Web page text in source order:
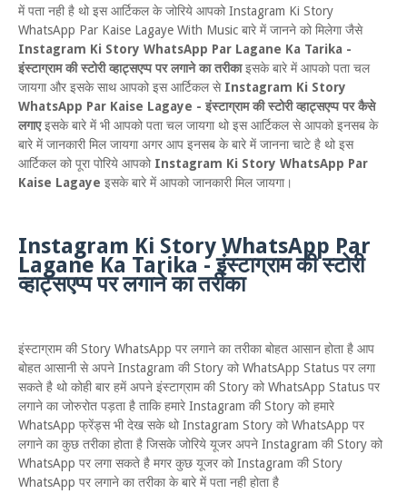
में पता नही है थो इस आर्टिकल के जोरिये आपको Instagram Ki Story
WhatsApp Par Kaise Lagaye With Music बारे में जानने को मिलेगा जैसे
Instagram Ki Story WhatsApp Par Lagane Ka Tarika -
इंस्टाग्राम की स्टोरी व्हाट्सएप्प पर लगाने का तरीकाइसके बारे में आपको पता चल
जायगा और इसके साथ आपको इस आर्टिकल से Instagram Ki Story
WhatsApp Par Kaise Lagaye - इंस्टाग्राम की स्टोरी व्हाट्सएप्प पर कैसे
लगाएइसके बारे में भी आपको पता चल जायगा थो इस आर्टिकल से आपको इनसब के
बारे में जानकारी मिल जायगा अगर आप इनसब के बारे में जानना चाटे है थो इस
आर्टिकल को पूरा पोरिये आपको Instagram Ki Story WhatsApp Par
Kaise Lagaye इसके बारे में आपको जानकारी मिल जायगा।
Instagram Ki Story WhatsApp Par
Lagane Ka Tarika - इंस्टाग्राम की स्टोरी
व्हाट्सएप्प पर लगाने का तरीका
इंस्टाग्राम की Story WhatsApp पर लगाने का तरीका बोहत आसान होता है आप
बोहत आसानी से अपने Instagram की Story को WhatsApp Status पर लगा
सकते है थो कोही बार हमें अपने इंस्टाग्राम की Story को WhatsApp Status पर
लगाने का जोरुरोत पड़ता है ताकि हमारे Instagram की Story को हमारे
WhatsApp फ्रेंड्स भी देख सके थो Instagram Story को WhatsApp पर
लगाने का कुछ तरीका होता है जिसके जोरिये यूजर अपने Instagram की Story को
WhatsApp पर लगा सकते है मगर कुछ यूजर को Instagram की Story
WhatsApp पर लगाने का तरीका के बारे में पता नही होता है